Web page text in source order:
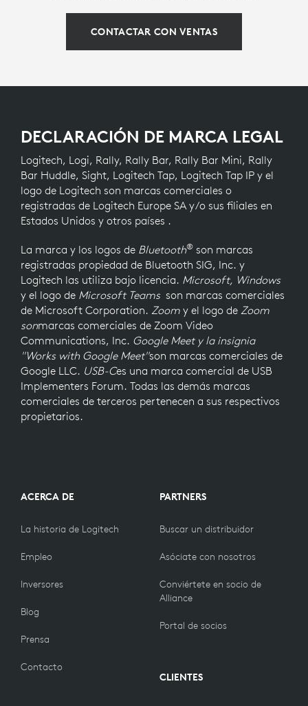
CONTACTAR CON VENTAS
DECLARACIÓN DE MARCA LEGAL
Logitech, Logi, Rally, Rally Bar, Rally Bar Mini, Rally
Bar Huddle, Sight, Logitech Tap, Logitech Tap IP y el
logo de Logitech son marcas comerciales o
registradas de Logitech Europe SA y/o sus filiales en
Estados Unidos y otros países .
La marca y los logos de Bluetooth® son marcas
registradas propiedad de Bluetooth SIG, Inc. y
Logitech las utiliza bajo licencia. Microsoft, Windows
y el logo de Microsoft Teams son marcas comerciales
de Microsoft Corporation. Zoom y el logo de Zoom
sonmarcas comerciales de Zoom Video
Communications, Inc. Google Meet y la insignia
"Works with Google Meet"son marcas comerciales de
Google LLC. USB-Ces una marca comercial de USB
Implementers Forum. Todas las demás marcas
comerciales de terceros pertenecen a sus respectivos
propietarios.
ACERCA DE
La historia de Logitech
Empleo
Inversores
Blog
Prensa
Contacto
PARTNERS
Buscar un distribuidor
Asóciate con nosotros
Conviértete en socio de
Alliance
Portal de socios
CLIENTES